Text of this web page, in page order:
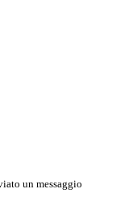
un messaggio